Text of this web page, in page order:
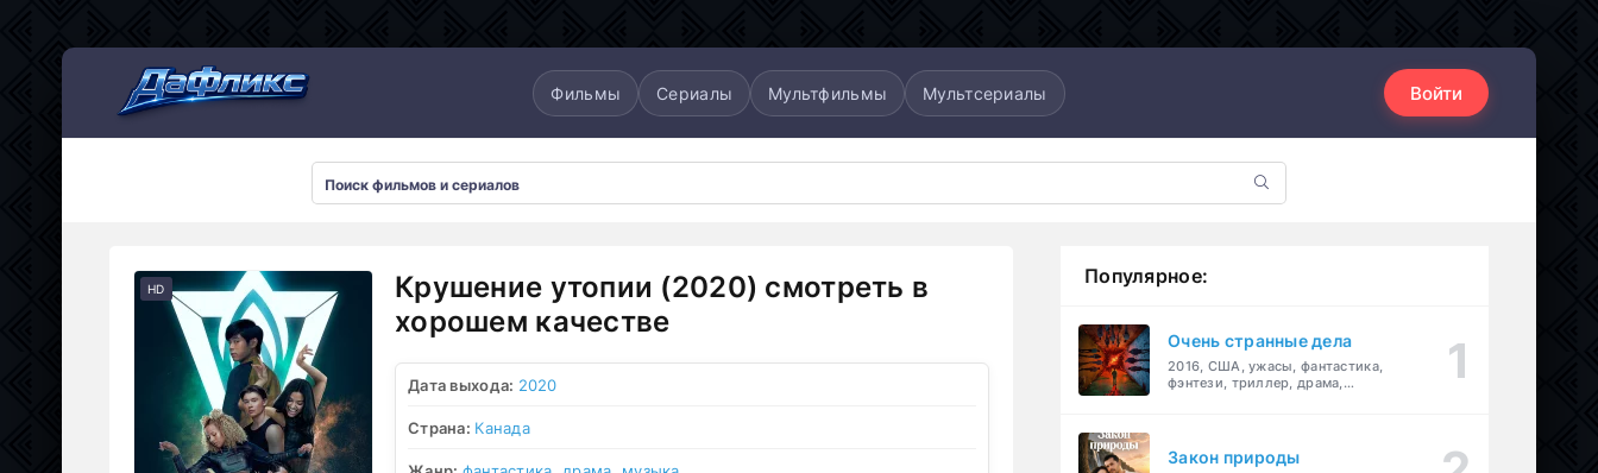
Фильмы Сериалы Мультфильмы Мультсериалы Войти
HD
Крушение утопии (2020) смотреть в
хорошем качестве
Дата выхода: 2020
Страна: Канада
Популярное:
Очень странные дела
2016, США, ужасы, фантастика,
фэнтези, триллер, драма,
Закон природы
Мультсериалы